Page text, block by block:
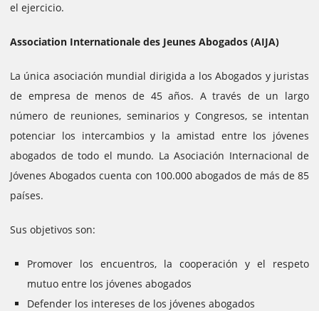
el ejercicio.
Association Internationale des Jeunes Abogados (AIJA)
La única asociación mundial dirigida a los Abogados y juristas
de empresa de menos de 45 años. A través de un largo
número de reuniones, seminarios y Congresos, se intentan
potenciar los intercambios y la amistad entre los jóvenes
abogados de todo el mundo. La Asociación Internacional de
Jóvenes Abogados cuenta con 100.000 abogados de más de 85
países.
Sus objetivos son:
Promover los encuentros, la cooperación y el respeto
mutuo entre los jóvenes abogados
Defender los intereses de los jóvenes abogados